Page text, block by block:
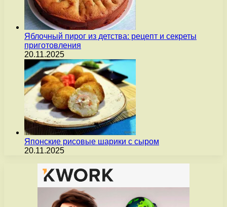
Яблочный пирог из детства: рецепт и секреты
приготовления
20.11.2025
Японские рисовые шарики с сыром
20.11.2025